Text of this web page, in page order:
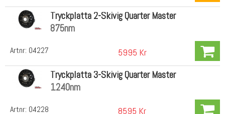
Artnr: 04227
Tryckplatta 2-Skivig Quarter Master
875nm
5995 Kr
Artnr: 04228
Tryckplatta 3-Skivig Quarter Master
1240nm
8595 Kr